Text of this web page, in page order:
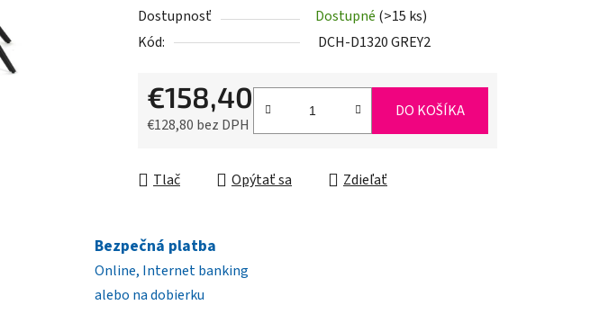
hviezdičiek.
Dostupnosť Dostupné (>15 ks)
Kód:
DCH-D1320 GREY2
€158,40
€128,80 bez DPH
DO KOŠÍKA
Tlač Opýtať sa Zdieľať
Bezpečná platba
Online, Internet banking
alebo na dobierku